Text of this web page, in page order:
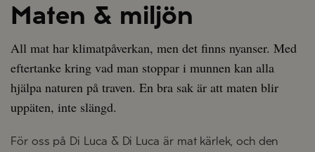
Maten & miljön
All mat har klimatpåverkan, men det finns nyanser. Med
eftertanke kring vad man stoppar i munnen kan alla
hjälpa naturen på traven. En bra sak är att maten blir
uppäten, inte slängd.
För oss på Di Luca & Di Luca är mat kärlek, och den